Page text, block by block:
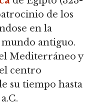
de los
en la
antiguo.
Mediterráneo y
centro
su tiempo hasta